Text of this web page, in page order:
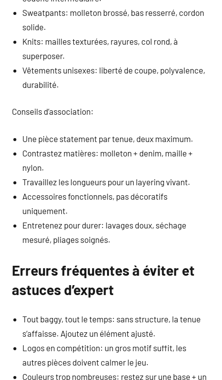
Sweatpants: molleton brossé, bas resserré, cordon
solide.
Knits: mailles texturées, rayures, col rond, à
superposer.
Vêtements unisexes: liberté de coupe, polyvalence,
durabilité.
Conseils d’association:
Une pièce statement par tenue, deux maximum.
Contrastez matières: molleton + denim, maille +
nylon.
Travaillez les longueurs pour un layering vivant.
Accessoires fonctionnels, pas décoratifs
uniquement.
Entretenez pour durer: lavages doux, séchage
mesuré, pliages soignés.
Erreurs fréquentes à éviter et
astuces d’expert
Tout baggy, tout le temps: sans structure, la tenue
s’affaisse. Ajoutez un élément ajusté.
Logos en compétition: un gros motif suffit, les
autres pièces doivent calmer le jeu.
Couleurs trop nombreuses: restez sur une base + un